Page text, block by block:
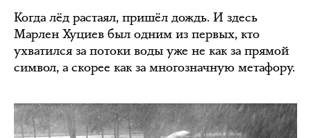
Когда лёд растаял, пришёл дождь. И здесь
Марлен Хуциев был одним из первых, кто
ухватился за потоки воды уже не как за прямой
символ, а скорее как за многозначную метафору.